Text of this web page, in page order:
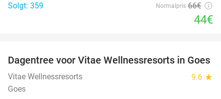
Solgt: 359
Normalpris 66€
44€
49%
Dagentree voor Vitae Wellnessresorts in Goes
Vitae Wellnessresorts 9.6 star
Goes